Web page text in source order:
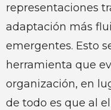
representaciones
adaptación más
emergentes. Esto
herramienta que
organización, en
de todo es que al